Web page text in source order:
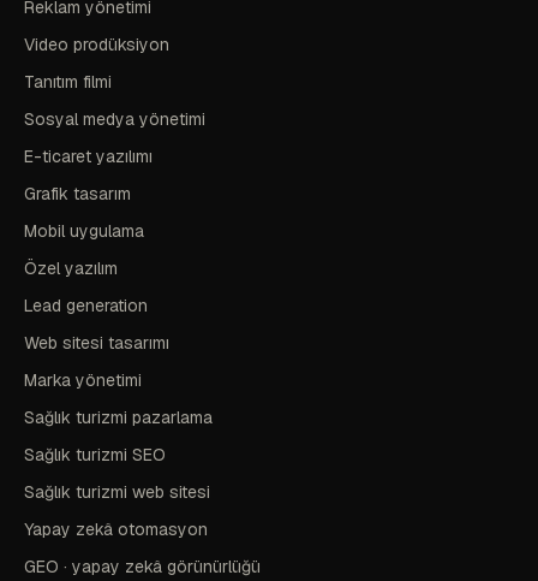
Reklam yönetimi
Video prodüksiyon
Tanıtım filmi
Sosyal medya yönetimi
E-ticaret yazılımı
Grafik tasarım
Mobil uygulama
Özel yazılım
Lead generation
Web sitesi tasarımı
Marka yönetimi
Sağlık turizmi pazarlama
Sağlık turizmi SEO
Sağlık turizmi web sitesi
Yapay zekâ otomasyon
GEO · yapay zekâ görünürlüğü